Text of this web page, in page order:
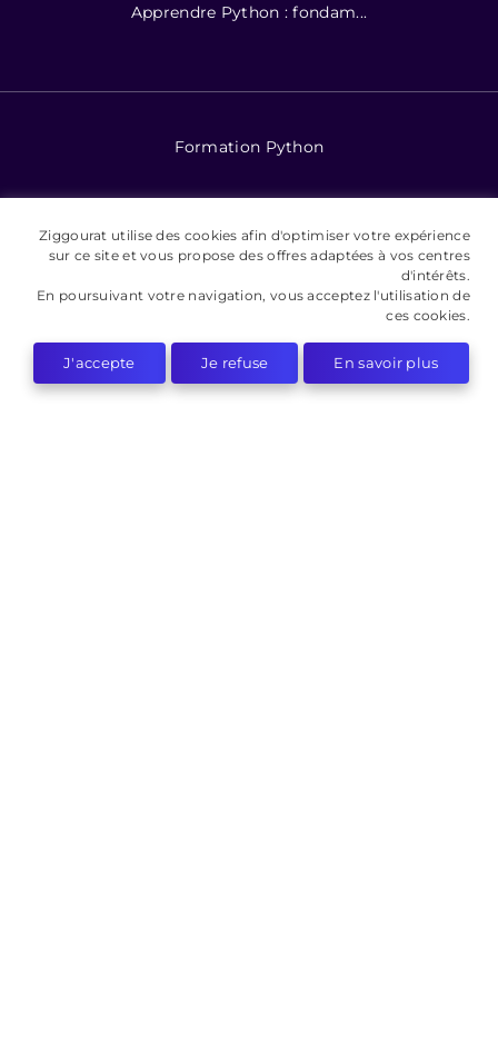
Apprendre Python : fondam...
Formation Python
Formation GitHub Copilot
Ziggourat utilise des cookies afin d'optimiser votre expérience
sur ce site et vous propose des offres adaptées à vos centres
d'intérêts.
En poursuivant votre navigation, vous acceptez l'utilisation de
ces cookies.
J'accepte Je refuse En savoir plus